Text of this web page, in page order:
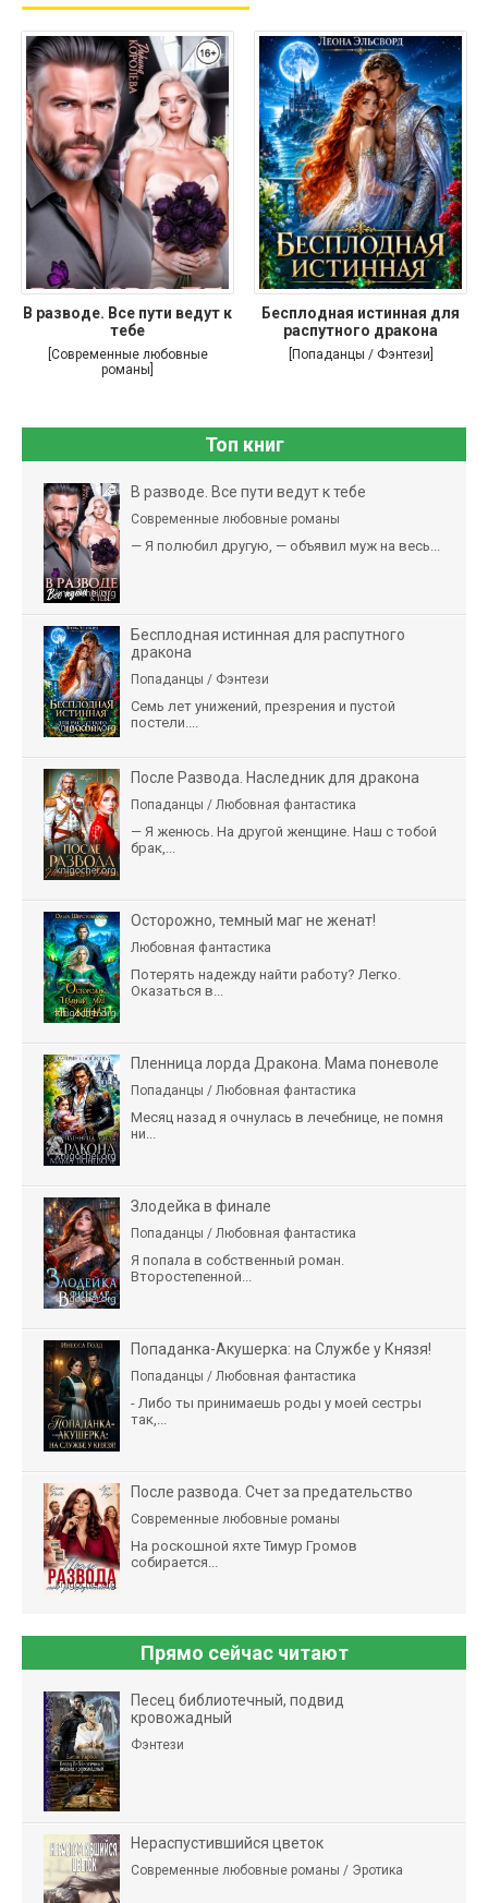
В разводе. Все пути ведут к
тебе
[Современные любовные
романы]
Бесплодная истинная для
распутного дракона
[Попаданцы / Фэнтези]
Топ книг
В разводе. Все пути ведут к тебе
Современные любовные романы
— Я полюбил другую, — объявил муж на весь...
Бесплодная истинная для распутного
дракона
Попаданцы / Фэнтези
Семь лет унижений, презрения и пустой
постели....
После Развода. Наследник для дракона
Попаданцы / Любовная фантастика
— Я женюсь. На другой женщине. Наш с тобой
брак,...
Осторожно, темный маг не женат!
Любовная фантастика
Потерять надежду найти работу? Легко.
Оказаться в...
Пленница лорда Дракона. Мама поневоле
Попаданцы / Любовная фантастика
Месяц назад я очнулась в лечебнице, не помня
ни...
Злодейка в финале
Попаданцы / Любовная фантастика
Я попала в собственный роман.
Второстепенной...
Попаданка-Акушерка: на Службе у Князя!
Попаданцы / Любовная фантастика
- Либо ты принимаешь роды у моей сестры
так,...
После развода. Счет за предательство
Современные любовные романы
На роскошной яхте Тимур Громов
собирается...
Прямо сейчас читают
Песец библиотечный, подвид
кровожадный
Фэнтези
Нераспустившийся цветок
Современные любовные романы / Эротика